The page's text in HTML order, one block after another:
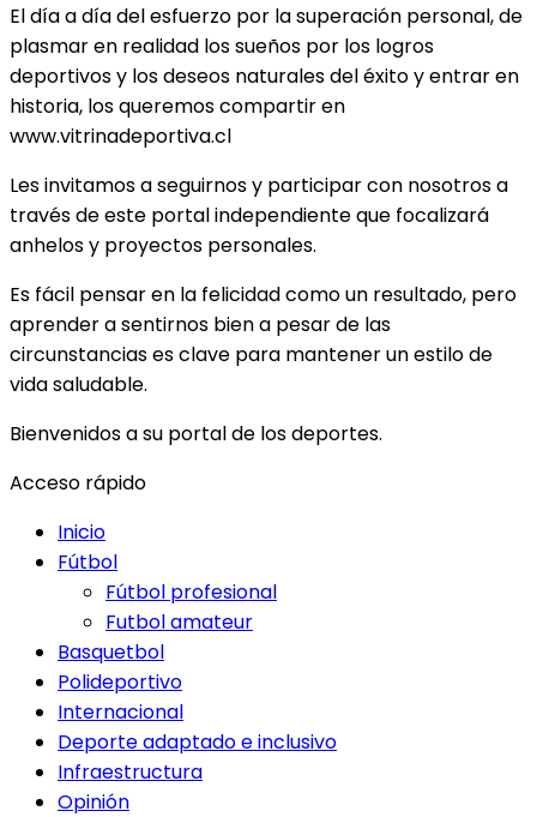
El día a día del esfuerzo por la superación personal, de
plasmar en realidad los sueños por los logros
deportivos y los deseos naturales del éxito y entrar en
historia, los queremos compartir en
www.vitrinadeportiva.cl
Les invitamos a seguirnos y participar con nosotros a
través de este portal independiente que focalizará
anhelos y proyectos personales.
Es fácil pensar en la felicidad como un resultado, pero
aprender a sentirnos bien a pesar de las
circunstancias es clave para mantener un estilo de
vida saludable.
Bienvenidos a su portal de los deportes.
Acceso rápido
Inicio
Fútbol
Fútbol profesional
Futbol amateur
Basquetbol
Polideportivo
Internacional
Deporte adaptado e inclusivo
Infraestructura
Opinión